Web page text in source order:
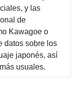
y las
de
Kawagoe o
datos sobre los
japonés, así
usuales.